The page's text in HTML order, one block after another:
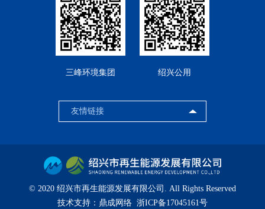
三峰环境集团 绍兴公用
© 2020 绍兴市再生能源发展有限公司. All Rights Reserved
技术支持： 鼎成网络 浙ICP备17045161号